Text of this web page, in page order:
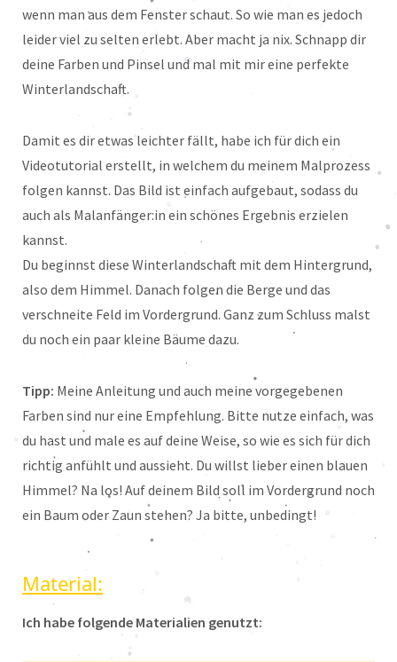
wenn man aus dem Fenster schaut. So wie man es jedoch
leider viel zu selten erlebt. Aber macht ja nix. Schnapp dir
deine Farben und Pinsel und mal mit mir eine perfekte
Winterlandschaft.
Damit es dir etwas leichter fällt, habe ich für dich ein
Videotutorial erstellt, in welchem du meinem Malprozess
folgen kannst. Das Bild ist einfach aufgebaut, sodass du
auch als Malanfänger:in ein schönes Ergebnis erzielen
kannst.
Du beginnst diese Winterlandschaft mit dem Hintergrund,
also dem Himmel. Danach folgen die Berge und das
verschneite Feld im Vordergrund. Ganz zum Schluss malst
du noch ein paar kleine Bäume dazu.
Tipp: Meine Anleitung und auch meine vorgegebenen
Farben sind nur eine Empfehlung. Bitte nutze einfach, was
du hast und male es auf deine Weise, so wie es sich für dich
richtig anfühlt und aussieht. Du willst lieber einen blauen
Himmel? Na los! Auf deinem Bild soll im Vordergrund noch
ein Baum oder Zaun stehen? Ja bitte, unbedingt!
Material:
Ich habe folgende Materialien genutzt: